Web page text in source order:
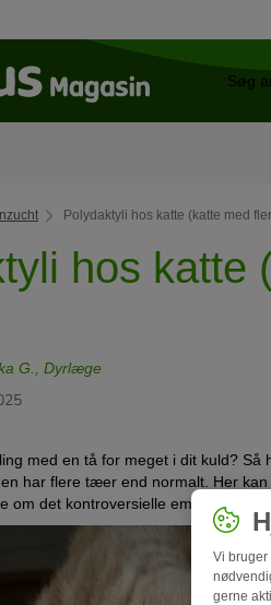
Polydaktyli hos katte (katte med
hos
G., Dyrlæge
med en tå for meget i dit kuld?
har flere tæer end normalt. Her
om det kontroversielle emne.
Vi bruger
gerne